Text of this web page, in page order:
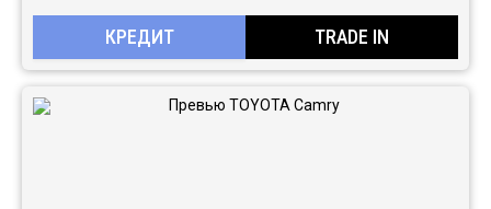
КРЕДИТ TRADE IN